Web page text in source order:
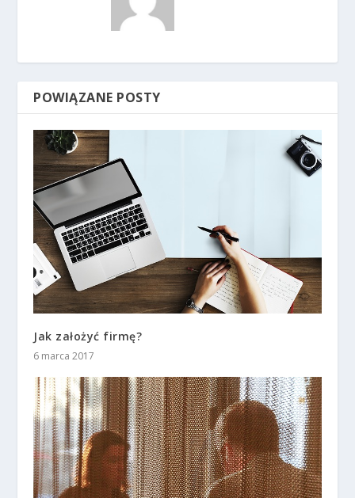
POWIĄZANE POSTY
Jak założyć firmę?
6 marca 2017